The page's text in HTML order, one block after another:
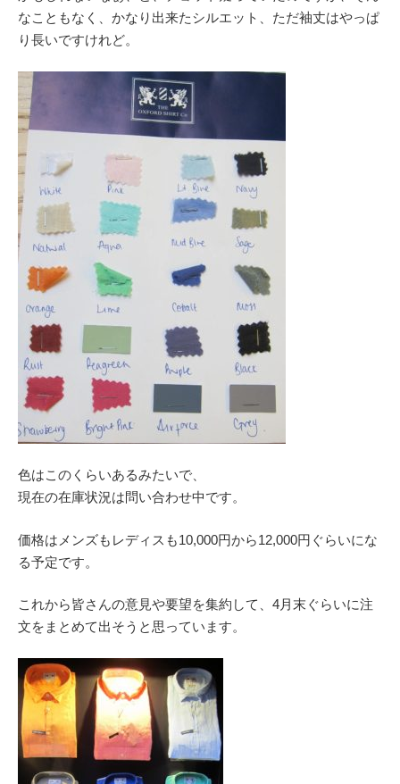
なこともなく、かなり出来たシルエット、ただ袖丈はやっぱ
り長いですけれど。
色はこのくらいあるみたいで、
現在の在庫状況は問い合わせ中です。
価格はメンズもレディスも10,000円から12,000円ぐらいにな
る予定です。
これから皆さんの意見や要望を集約して、4月末ぐらいに注
文をまとめて出そうと思っています。